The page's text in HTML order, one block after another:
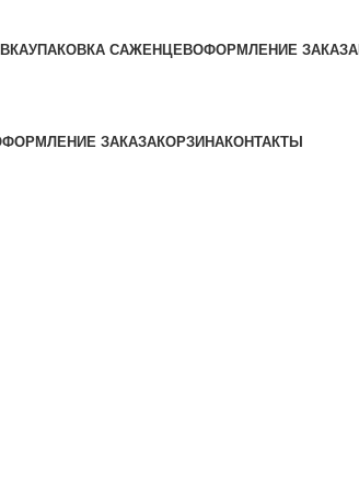
УПАКОВКА САЖЕНЦЕВОФОРМЛЕНИЕ ЗАКАЗА
ЗАКАЗАКОРЗИНАКОНТАКТЫ